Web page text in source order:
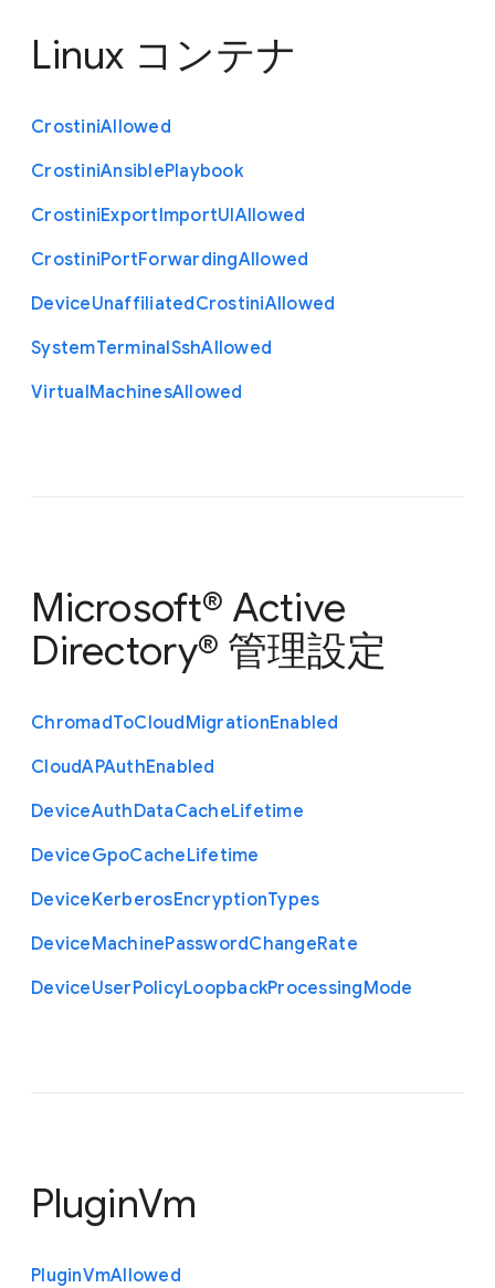
Linux コンテナ
CrostiniAllowed
CrostiniAnsiblePlaybook
CrostiniExportImportUIAllowed
CrostiniPortForwardingAllowed
DeviceUnaffiliatedCrostiniAllowed
SystemTerminalSshAllowed
VirtualMachinesAllowed
Microsoft® Active
Directory® 管理設定
ChromadToCloudMigrationEnabled
CloudAPAuthEnabled
DeviceAuthDataCacheLifetime
DeviceGpoCacheLifetime
DeviceKerberosEncryptionTypes
DeviceMachinePasswordChangeRate
DeviceUserPolicyLoopbackProcessingMode
PluginVm
PluginVmAllowed